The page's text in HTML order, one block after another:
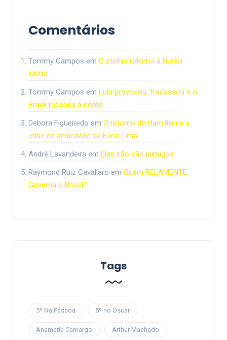
Comentários
Tommy Campos em O eterno retorno à ilusão
lulista
Tommy Campos em Lula provocou, fracassou e o
Brasil recebeu a conta
Debora Figueiredo em O retorno de Hamilton e a
crise de ansiedade da Faria Lima
André Lavandeira em Eles não são inimigos
Raymond Ruiz Cavallaro em Quem RELAMENTE
Governa o Brasil?
Tags
5º Na Páscoa 5º no Oscar
Anamaria Camargo Arthur Machado